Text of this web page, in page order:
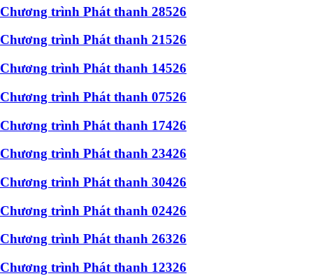
Chương trình Phát thanh 28526
Chương trình Phát thanh 21526
Chương trình Phát thanh 14526
Chương trình Phát thanh 07526
Chương trình Phát thanh 17426
Chương trình Phát thanh 23426
Chương trình Phát thanh 30426
Chương trình Phát thanh 02426
Chương trình Phát thanh 26326
Chương trình Phát thanh 12326